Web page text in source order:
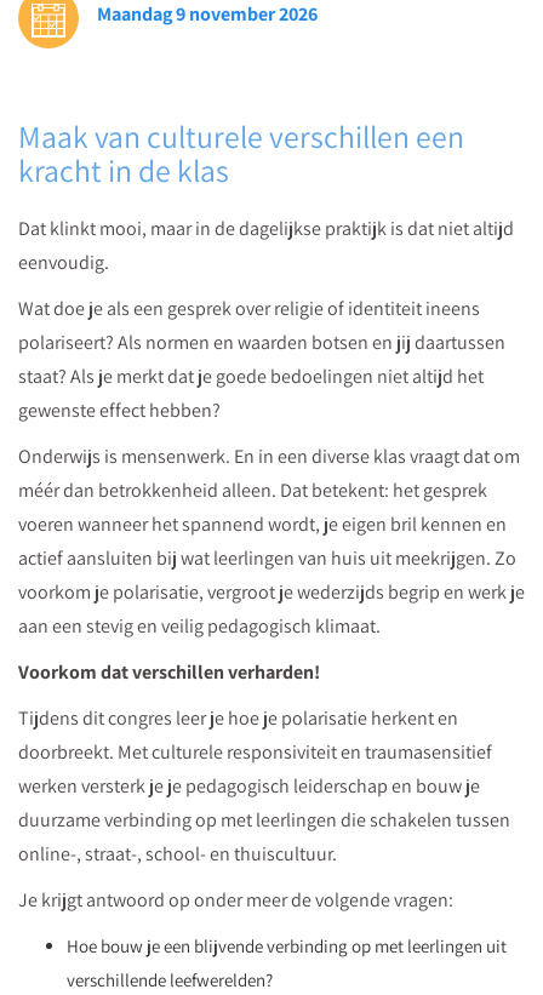
leerlingen.
Download
whitepaper
met
direct
voor
cultuursensitief
onderwijs.
Maandag 9 november 2026
Maak van culturele verschillen een
kracht in de klas
Dat klinkt mooi, maar in de dagelijkse praktijk is dat niet altijd
eenvoudig.
Wat doe je als een gesprek over religie of identiteit ineens
polariseert? Als normen en waarden botsen en jij daartussen
staat? Als je merkt dat je goede bedoelingen niet altijd het
gewenste effect hebben?
Onderwijs is mensenwerk. En in een diverse klas vraagt dat om
méér dan betrokkenheid alleen. Dat betekent: het gesprek
voeren wanneer het spannend wordt, je eigen bril kennen en
actief aansluiten bij wat leerlingen van huis uit meekrijgen. Zo
voorkom je polarisatie, vergroot je wederzijds begrip en werk je
aan een stevig en veilig pedagogisch klimaat.
Voorkom dat verschillen verharden!
Tijdens dit congres leer je hoe je polarisatie herkent en
doorbreekt. Met culturele responsiviteit en traumasensitief
werken versterk je je pedagogisch leiderschap en bouw je
duurzame verbinding op met leerlingen die schakelen tussen
online-, straat-, school- en thuiscultuur.
Je krijgt antwoord op onder meer de volgende vragen:
Hoe bouw je een blijvende verbinding op met leerlingen uit
verschillende leefwerelden?